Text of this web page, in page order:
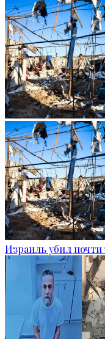
Израиль убил почти